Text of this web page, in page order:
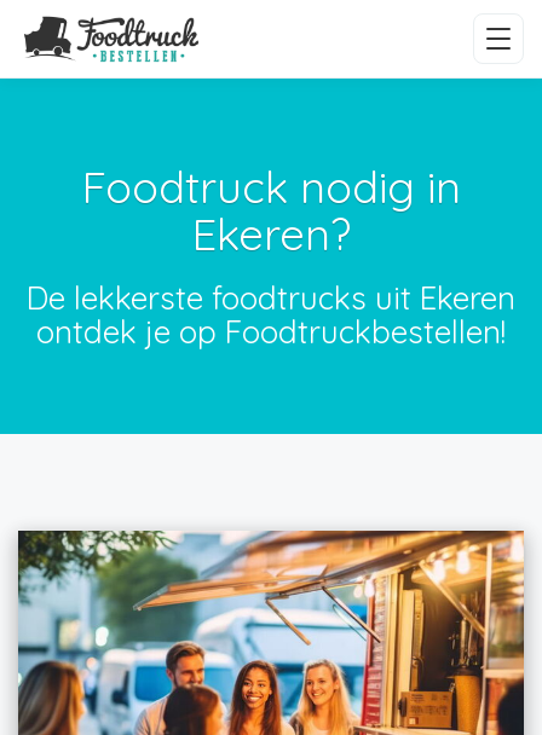
Foodtruck nodig in
Ekeren?
De lekkerste foodtrucks uit Ekeren
ontdek je op Foodtruckbestellen!